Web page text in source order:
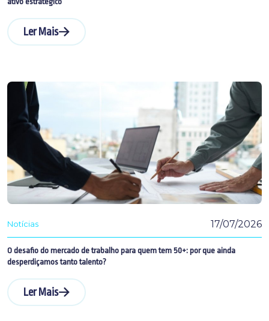
Ler Mais
Notícias 17/07/2026
O desafio do mercado de trabalho para quem tem 50+: por que ainda
desperdiçamos tanto talento?
Ler Mais